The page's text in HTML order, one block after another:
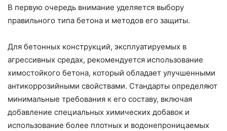
В первую очередь внимание уделяется выбору
правильного типа бетона и методов его защиты.
Для бетонных конструкций, эксплуатируемых в
агрессивных средах, рекомендуется использование
химостойкого бетона, который обладает улучшенными
антикоррозийными свойствами. Стандарты определяют
минимальные требования к его составу, включая
добавление специальных химических добавок и
использование более плотных и водонепроницаемых